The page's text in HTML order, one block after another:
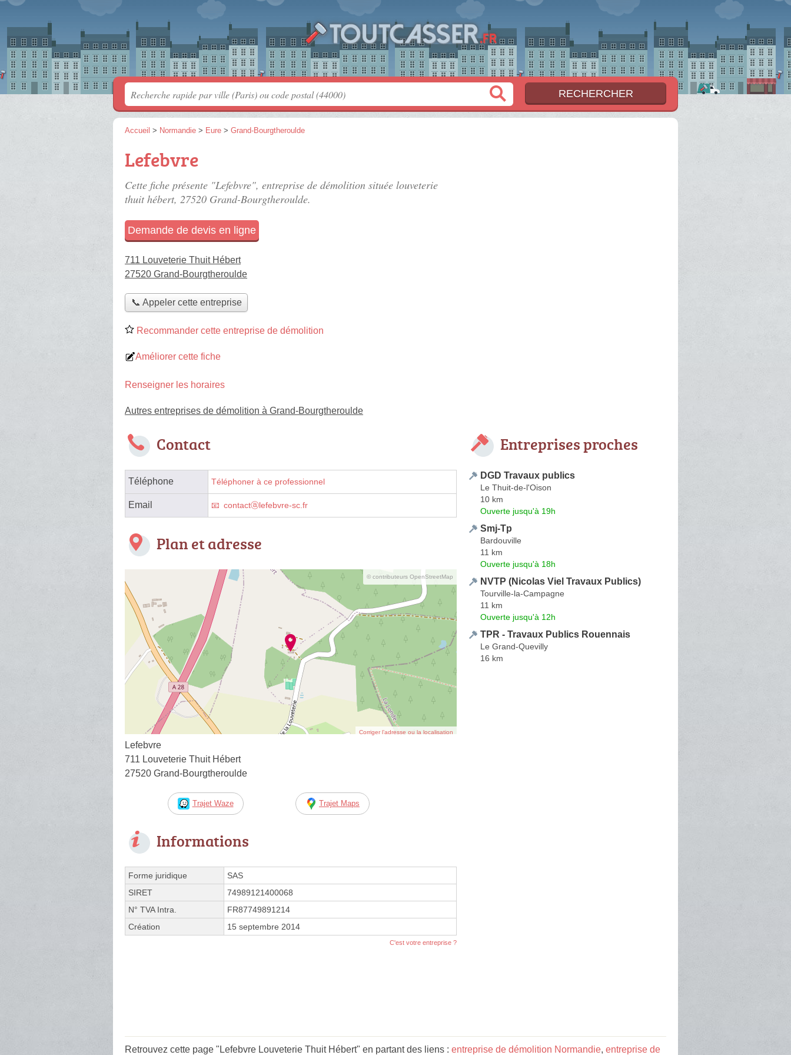
Accueil > Normandie > Eure > Grand-Bourgtheroulde
Lefebvre
Cette fiche présente "Lefebvre", entreprise de démolition située louveterie
thuit hébert, 27520 Grand-Bourgtheroulde.
Demande de devis en ligne
711 Louveterie Thuit Hébert
27520 Grand-Bourgtheroulde
📞 Appeler cette entreprise
Recommander cette entreprise de démolition
Améliorer cette fiche
Renseigner les horaires
Autres entreprises de démolition à Grand-Bourgtheroulde
Contact
Téléphone Téléphoner à ce professionnel
Email contactⓐlefebvre-sc.fr
Plan et adresse
© contributeurs OpenStreetMap
Corriger l’adresse ou la localisation
Lefebvre
711 Louveterie Thuit Hébert
27520 Grand-Bourgtheroulde
Trajet Waze Trajet Maps
Informations
Forme juridique
SAS
SIRET
74989121400068
N° TVA Intra.
FR87749891214
Création
15 septembre 2014
C'est votre entreprise ?
Entreprises proches
DGD Travaux publics
Le Thuit-de-l'Oison
10 km
Ouverte jusqu'à 19h
Smj-Tp
Bardouville
11 km
Ouverte jusqu'à 18h
NVTP (Nicolas Viel Travaux Publics)
Tourville-la-Campagne
11 km
Ouverte jusqu'à 12h
TPR - Travaux Publics Rouennais
Le Grand-Quevilly
16 km
Retrouvez cette page "Lefebvre Louveterie Thuit Hébert" en partant des liens : entreprise de démolition Normandie, entreprise de